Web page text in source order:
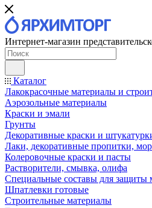
Интернет-магазин
Каталог
Лакокрасочные материалы и
Аэрозольные материалы
Краски и эмали
Грунты
Декоративные краски и
Лаки, декоративные пропитки,
Колеровочные краски и пасты
Растворители, смывка, олифа
Специальные составы для защиты
Шпатлевки готовые
Строительные материалы